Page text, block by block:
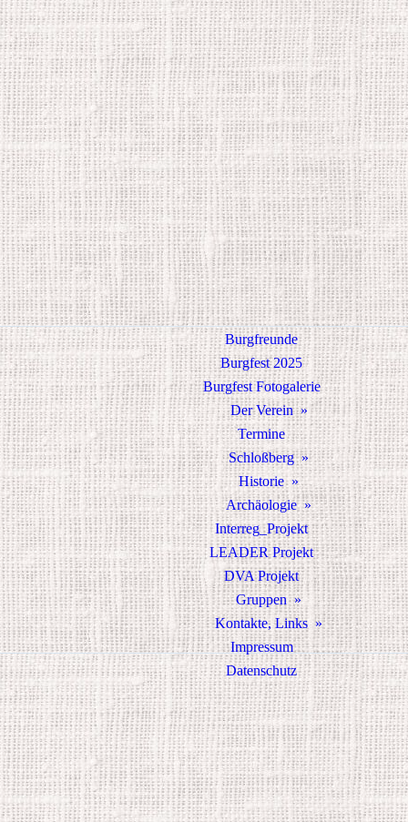
Burgfreunde
Burgfest 2025
Burgfest Fotogalerie
Der Verein
Termine
Schloßberg
Historie
Archäologie
Interreg_Projekt
LEADER Projekt
DVA Projekt
Gruppen
Kontakte, Links
Impressum
Datenschutz